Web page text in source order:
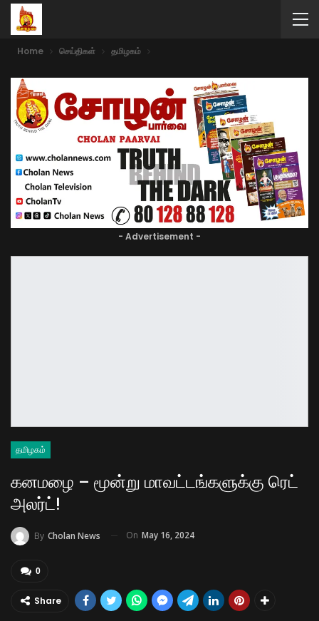
Home செய்திகள் தமிழகம்
- Advertisement -
தமிழகம்
கனமழை – மூன்று மாவட்டங்களுக்கு ரெட்
அலர்ட்!
By Cholan News On May 16, 2024
0
Share